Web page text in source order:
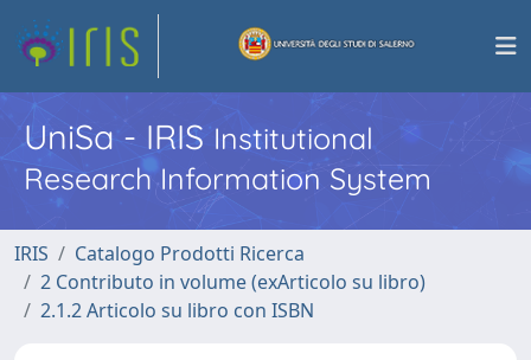
UniSa - IRISInstitutional
Research Information System
IRIS
Catalogo Prodotti Ricerca
2 Contributo in volume (exArticolo su libro)
2.1.2 Articolo su libro con ISBN